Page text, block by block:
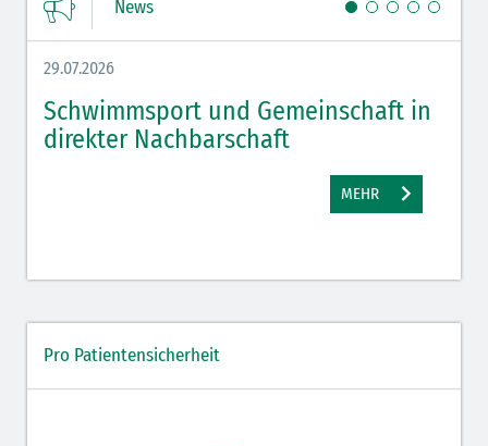
News
29.07.2026
Schwimmsport und Gemeinschaft in
direkter Nachbarschaft
MEHR
Pro Patientensicherheit